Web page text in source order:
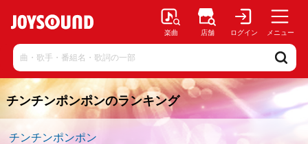
楽曲 店舗 ログイン メニュー
チンチンポンポンのランキング
チンチンポンポン